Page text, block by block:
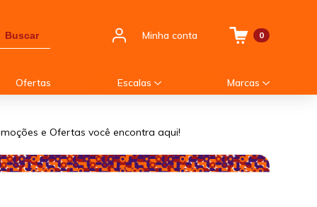
Buscar Minha conta 0
Ofertas Escalas Marcas
e Ofertas você encontra aqui!